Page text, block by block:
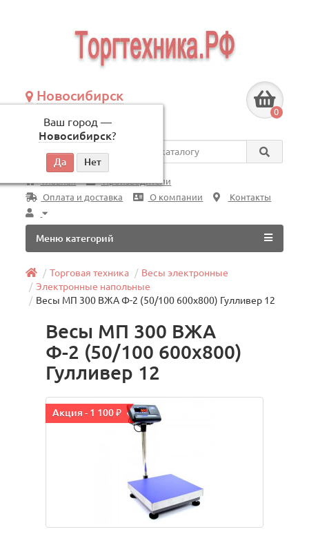
Новосибирск
Ваш город —
Новосибирск?
по будням, с 09:00 до 18:00
0
Везде
Главная
Производители
Оплата и доставка
О компании Контакты
Меню категорий
Торговая техника
Весы электронные
Электронные напольные
Весы МП 300 ВЖА Ф-2 (50/100 600х800) Гулливер 12
Весы МП 300 ВЖА
Ф-2 (50/100 600х800)
Гулливер 12
Акция - 1 100 ₽